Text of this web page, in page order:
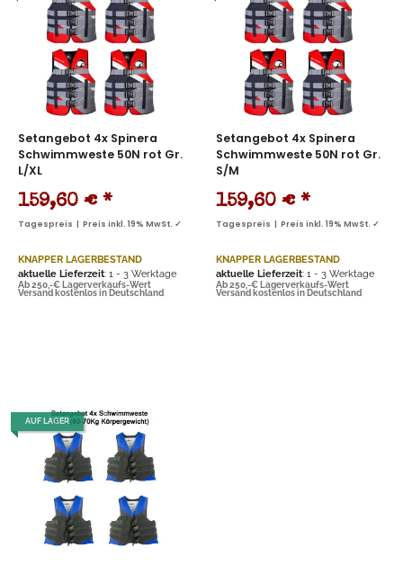
Setangebot 4x Spinera
Schwimmweste 50N rot Gr.
L/XL
159,60 € *
Tagespreis | Preis inkl. 19% MwSt. ✓
KNAPPER LAGERBESTAND
aktuelle Lieferzeit: 1 - 3 Werktage
Ab 250,-€ Lagerverkaufs-Wert
Versand kostenlos in Deutschland
Setangebot 4x Spinera
Schwimmweste 50N rot Gr.
S/M
159,60 € *
Tagespreis | Preis inkl. 19% MwSt. ✓
KNAPPER LAGERBESTAND
aktuelle Lieferzeit: 1 - 3 Werktage
Ab 250,-€ Lagerverkaufs-Wert
Versand kostenlos in Deutschland
AUF LAGER